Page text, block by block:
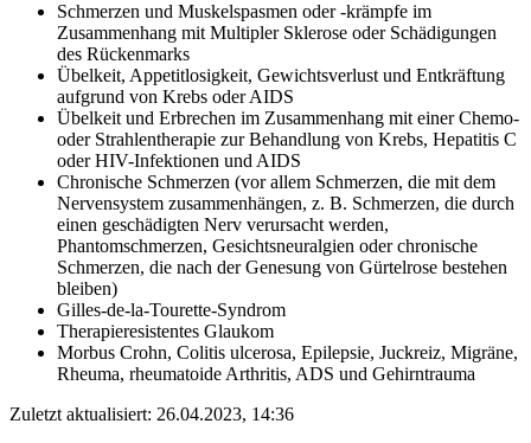
Schmerzen und Muskelspasmen oder -krämpfe im
Zusammenhang mit Multipler Sklerose oder Schädigungen
des Rückenmarks
Übelkeit, Appetitlosigkeit, Gewichtsverlust und Entkräftung
aufgrund von Krebs oder AIDS
Übelkeit und Erbrechen im Zusammenhang mit einer Chemo-
oder Strahlentherapie zur Behandlung von Krebs, Hepatitis C
oder HIV-Infektionen und AIDS
Chronische Schmerzen (vor allem Schmerzen, die mit dem
Nervensystem zusammenhängen, z. B. Schmerzen, die durch
einen geschädigten Nerv verursacht werden,
Phantomschmerzen, Gesichtsneuralgien oder chronische
Schmerzen, die nach der Genesung von Gürtelrose bestehen
bleiben)
Gilles-de-la-Tourette-Syndrom
Therapieresistentes Glaukom
Morbus Crohn, Colitis ulcerosa, Epilepsie, Juckreiz, Migräne,
Rheuma, rheumatoide Arthritis, ADS und Gehirntrauma
Zuletzt aktualisiert: 26.04.2023, 14:36